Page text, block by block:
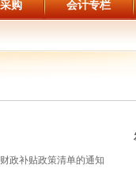
购 会计专栏
政补贴政策清单的通知